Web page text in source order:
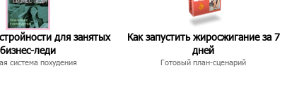
для занятых
бизнес-леди
система похудения
Как запустить жиросжигание за 7
дней
Готовый план-сценарий